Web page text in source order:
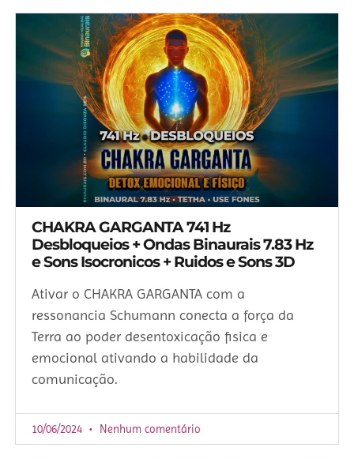
CHAKRA GARGANTA 741 Hz
Desbloqueios + Ondas Binaurais 7.83 Hz
e Sons Isocronicos + Ruidos e Sons 3D
Ativar o CHAKRA GARGANTA com a
ressonancia Schumann conecta a força da
Terra ao poder desentoxicação fisica e
emocional ativando a habilidade da
comunicação.
10/06/2024 Nenhum comentário